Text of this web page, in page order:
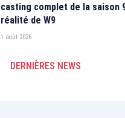
casting complet de la saison
réalité de W9
1 août 2026
DERNIÈRES NEWS